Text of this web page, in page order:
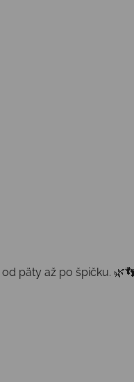
od päty až po špičku.